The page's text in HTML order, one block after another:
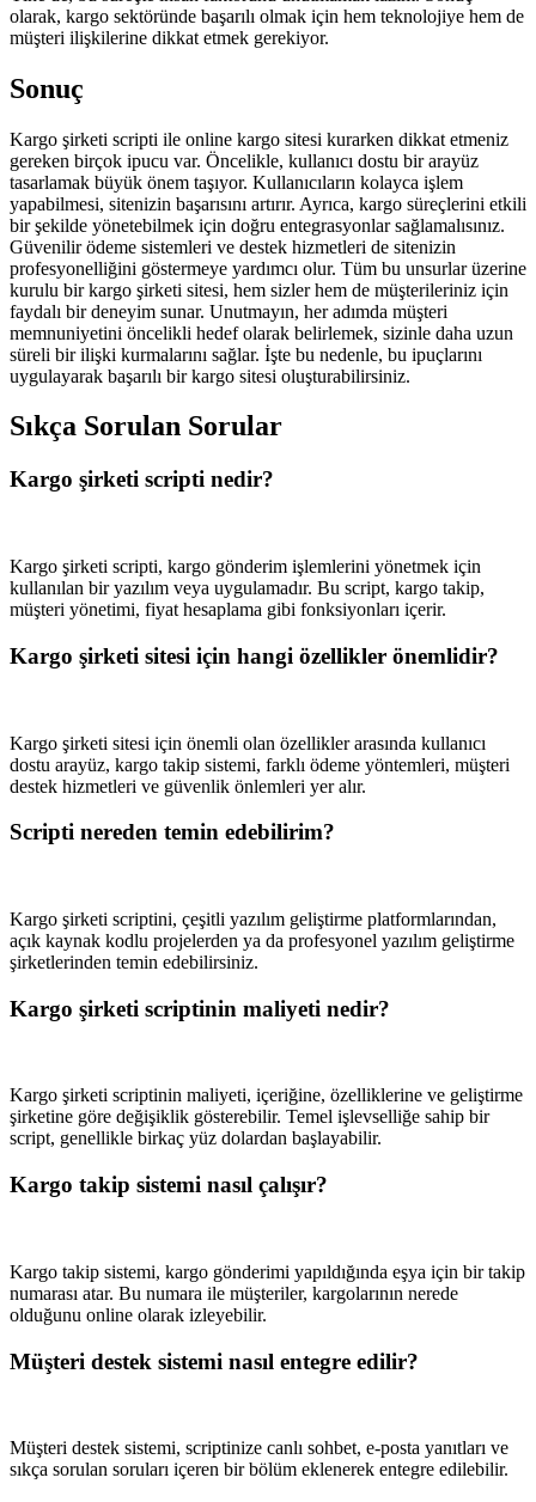
olarak, kargo sektöründe başarılı olmak için hem teknolojiye hem de
müşteri ilişkilerine dikkat etmek gerekiyor.
Sonuç
Kargo şirketi scripti ile online kargo sitesi kurarken dikkat etmeniz
gereken birçok ipucu var. Öncelikle, kullanıcı dostu bir arayüz
tasarlamak büyük önem taşıyor. Kullanıcıların kolayca işlem
yapabilmesi, sitenizin başarısını artırır. Ayrıca, kargo süreçlerini etkili
bir şekilde yönetebilmek için doğru entegrasyonlar sağlamalısınız.
Güvenilir ödeme sistemleri ve destek hizmetleri de sitenizin
profesyonelliğini göstermeye yardımcı olur. Tüm bu unsurlar üzerine
kurulu bir kargo şirketi sitesi, hem sizler hem de müşterileriniz için
faydalı bir deneyim sunar. Unutmayın, her adımda müşteri
memnuniyetini öncelikli hedef olarak belirlemek, sizinle daha uzun
süreli bir ilişki kurmalarını sağlar. İşte bu nedenle, bu ipuçlarını
uygulayarak başarılı bir kargo sitesi oluşturabilirsiniz.
Sıkça Sorulan Sorular
Kargo şirketi scripti nedir?
Kargo şirketi scripti, kargo gönderim işlemlerini yönetmek için
kullanılan bir yazılım veya uygulamadır. Bu script, kargo takip,
müşteri yönetimi, fiyat hesaplama gibi fonksiyonları içerir.
Kargo şirketi sitesi için hangi özellikler önemlidir?
Kargo şirketi sitesi için önemli olan özellikler arasında kullanıcı
dostu arayüz, kargo takip sistemi, farklı ödeme yöntemleri, müşteri
destek hizmetleri ve güvenlik önlemleri yer alır.
Scripti nereden temin edebilirim?
Kargo şirketi scriptini, çeşitli yazılım geliştirme platformlarından,
açık kaynak kodlu projelerden ya da profesyonel yazılım geliştirme
şirketlerinden temin edebilirsiniz.
Kargo şirketi scriptinin maliyeti nedir?
Kargo şirketi scriptinin maliyeti, içeriğine, özelliklerine ve geliştirme
şirketine göre değişiklik gösterebilir. Temel işlevselliğe sahip bir
script, genellikle birkaç yüz dolardan başlayabilir.
Kargo takip sistemi nasıl çalışır?
Kargo takip sistemi, kargo gönderimi yapıldığında eşya için bir takip
numarası atar. Bu numara ile müşteriler, kargolarının nerede
olduğunu online olarak izleyebilir.
Müşteri destek sistemi nasıl entegre edilir?
Müşteri destek sistemi, scriptinize canlı sohbet, e-posta yanıtları ve
sıkça sorulan soruları içeren bir bölüm eklenerek entegre edilebilir.